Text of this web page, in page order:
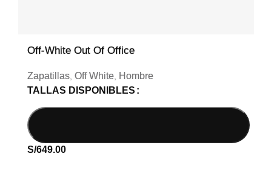
Off-White Out Of Office
Zapatillas, Off White, Hombre
TALLAS DISPONIBLES
S/649.00